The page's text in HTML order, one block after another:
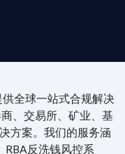
全球一站式合规解决
、交易所、矿业、基
方案。我们的服务涵
RBA反洗钱风控系